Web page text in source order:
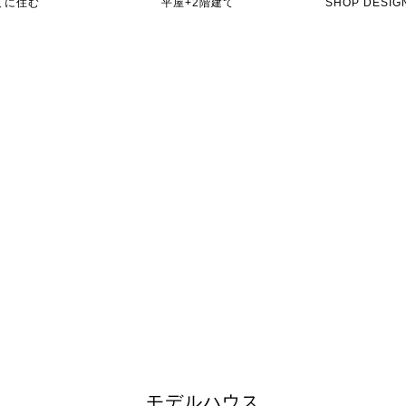
に住む 平屋+2階建て SHOP
モデルハウス